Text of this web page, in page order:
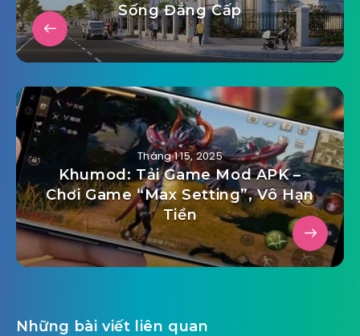
Sống Đẳng Cấp
Tháng 1 15, 2025
Khumod: Tải Game Mod APK –
Chơi Game “Max Setting”, Vô Hạn
Tiền
Những bài viết liên quan